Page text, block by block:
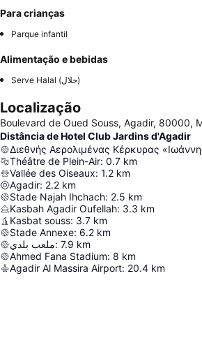
Para crianças
Parque infantil
Alimentação e bebidas
Serve Halal (حلال)
Localização
Boulevard de Oued Souss, Agadir, 80000,
Distância de Hotel Club Jardins d'Agadir
Théâtre de Plein-Air: 0.7 km
Vallée des Oiseaux: 1.2 km
Agadir: 2.2 km
Stade Najah Ihchach: 2.5 km
Kasbah Agadir Oufellah: 3.3 km
Kasbat souss: 3.7 km
Stade Annexe: 6.2 km
ملعب بلدي: 7.9 km
Ahmed Fana Stadium: 8 km
Agadir Al Massira Airport: 20.4 km